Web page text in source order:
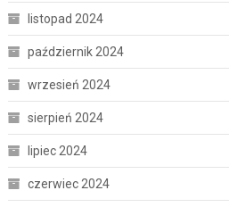
listopad 2024
październik 2024
wrzesień 2024
sierpień 2024
lipiec 2024
czerwiec 2024